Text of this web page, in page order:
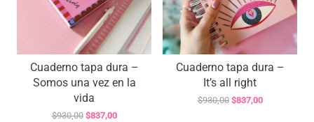
Cuaderno tapa dura –
Somos una vez en la
vida
$930,00 El
$837,00El
Cuaderno tapa dura –
It’s all right
$930,00 El
$837,00El